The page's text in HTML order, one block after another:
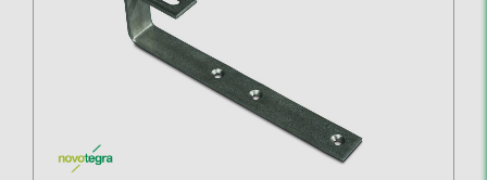
PYLONTECH (19)
QILOWATT (3)
Solinteg (4)